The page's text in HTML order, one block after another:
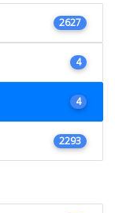
2627
4
4
2293